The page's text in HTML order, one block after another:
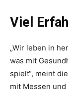
Viel
„Wir leben in
was mit
spielt“, meint
mit Messen